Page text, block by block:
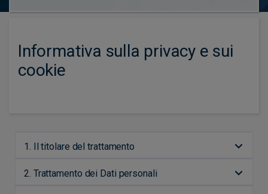
Informativa sulla privacy e sui
cookie
1. Il titolare del trattamento
2. Trattamento dei Dati personali